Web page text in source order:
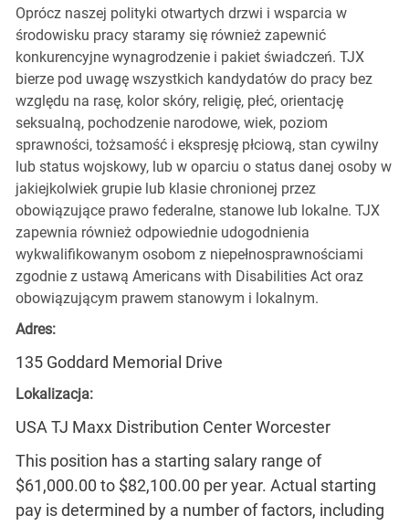
Oprócz naszej polityki otwartych drzwi i wsparcia w
środowisku pracy staramy się również zapewnić
konkurencyjne wynagrodzenie i pakiet świadczeń. TJX
bierze pod uwagę wszystkich kandydatów do pracy bez
względu na rasę, kolor skóry, religię, płeć, orientację
seksualną, pochodzenie narodowe, wiek, poziom
sprawności, tożsamość i ekspresję płciową, stan cywilny
lub status wojskowy, lub w oparciu o status danej osoby w
jakiejkolwiek grupie lub klasie chronionej przez
obowiązujące prawo federalne, stanowe lub lokalne. TJX
zapewnia również odpowiednie udogodnienia
wykwalifikowanym osobom z niepełnosprawnościami
zgodnie z ustawą Americans with Disabilities Act oraz
obowiązującym prawem stanowym i lokalnym.
Adres:
135 Goddard Memorial Drive
Lokalizacja:
USA TJ Maxx Distribution Center Worcester
This position has a starting salary range of
$61,000.00 to $82,100.00 per year. Actual starting
pay is determined by a number of factors, including